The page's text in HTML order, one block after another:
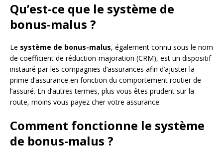
Qu’est-ce que le système de
bonus-malus ?
Le système de bonus-malus, également connu sous le nom
de coefficient de réduction-majoration (CRM), est un dispositif
instauré par les compagnies d’assurances afin d’ajuster la
prime d’assurance en fonction du comportement routier de
l’assuré. En d’autres termes, plus vous êtes prudent sur la
route, moins vous payez cher votre assurance.
Comment fonctionne le système
de bonus-malus ?